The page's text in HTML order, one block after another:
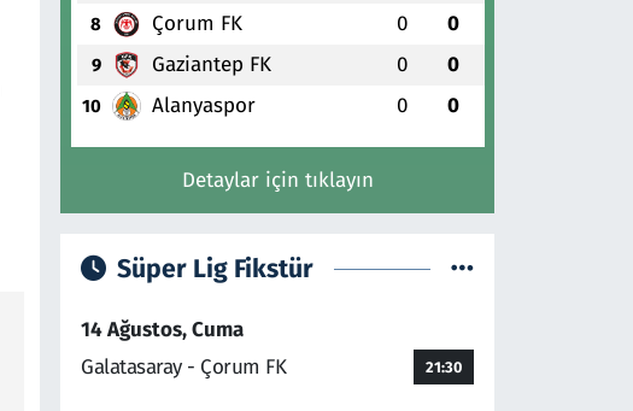
8 Çorum FK 0 0
9 Gaziantep FK 0 0
10 Alanyaspor 0 0
Detaylar için tıklayın
Süper Lig Fikstür
14 Ağustos, Cuma
Galatasaray - Çorum FK
21:30